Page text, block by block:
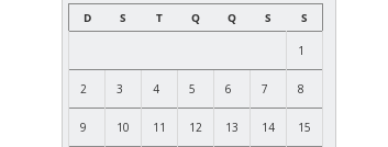
D
S T Q Q S S
1
2 3 4 5 6 7 8
9 10 11 12 13 14 15